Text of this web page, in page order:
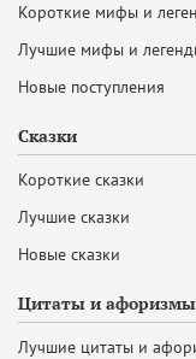
Короткие мифы и
Лучшие мифы и
Новые поступления
Сказки
Короткие сказки
Лучшие сказки
Новые сказки
Цитаты и афоризмы
Лучшие цитаты и